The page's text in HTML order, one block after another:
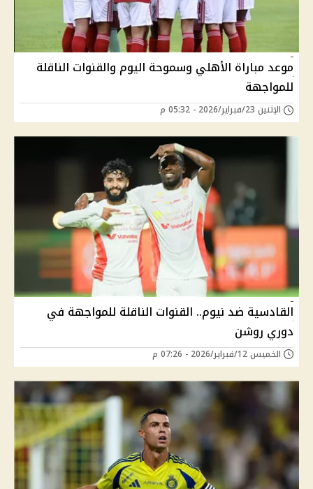
موعد مباراة الأهلي وسموحة اليوم والقنوات الناقلة
للمواجهة
الإثنين 23/فبراير/2026 - 05:32 م
القادسية ضد نيوم.. القنوات الناقلة للمواجهة في
دوري روشن
الخميس 12/فبراير/2026 - 07:26 م